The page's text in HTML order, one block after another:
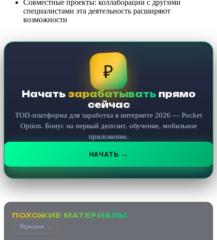
Совместные проекты: коллаборации с другими
специалистами эта деятельность расширяют
возможности
₽
Начать зарабатывать прямо
сейчас
ТОП-платформа для заработка в интернете 2026 — Pocket
Option. Бонус на первый депозит, обучение, мобильное
приложение.
НАЧАТЬ →
ПОХОЖИЕ МАТЕРИАЛЫ
Фриланс →